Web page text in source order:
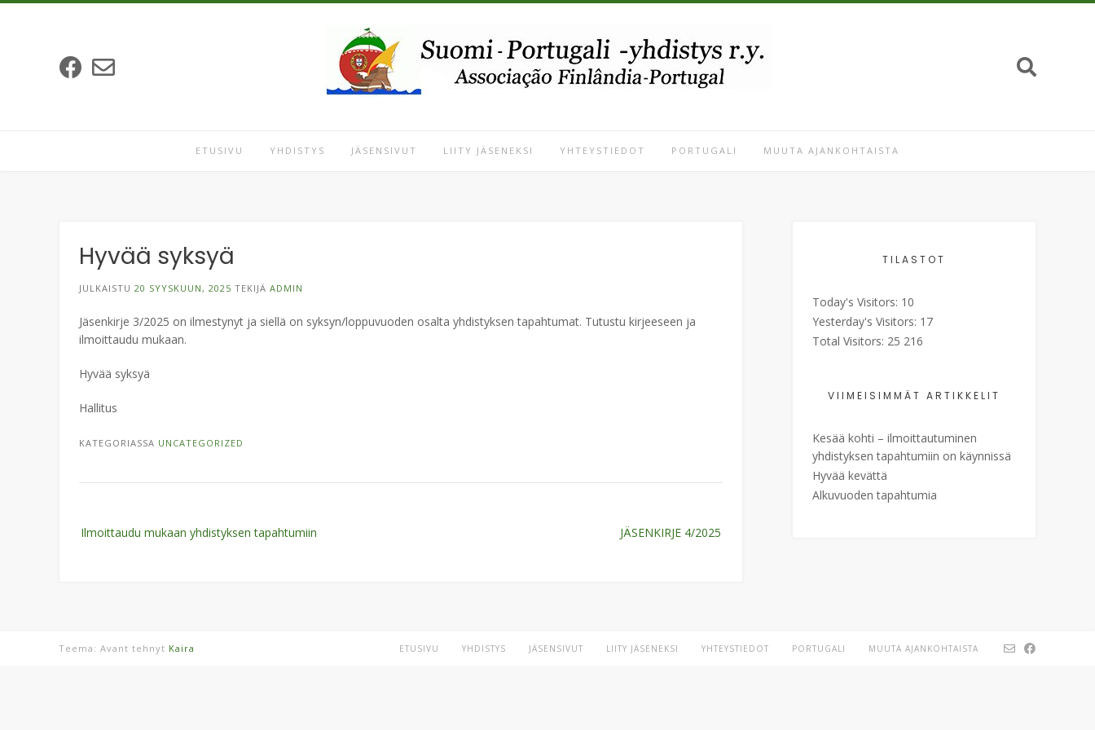
Skip
ETUSIVU YHDISTYS JÄSENSIVUT LIITY JÄSENEKSI YHTEYSTIEDOT PORTUGALI MUUTA AJANKOHTAISTA
Hyvää syksyä
JULKAISTU 20 SYYSKUUN, 2025 TEKIJÄ ADMIN
Jäsenkirje 3/2025 on ilmestynyt ja siellä on syksyn/loppuvuoden osalta yhdistyksen tapahtumat. Tutustu kirjeeseen ja
ilmoittaudu mukaan.
Hyvää syksyä
Hallitus
KATEGORIASSA UNCATEGORIZED
navigation
Ilmoittaudu mukaan yhdistyksen tapahtumiin JÄSENKIRJE 4/2025
TILASTOT
Today's Visitors: 10
Yesterday's Visitors: 17
Total Visitors: 25 216
VIIMEISIMMÄT ARTIKKELIT
Kesää kohti – ilmoittautuminen
yhdistyksen tapahtumiin on käynnissä
Hyvää kevättä
Alkuvuoden tapahtumia
Teema: Avant tehnyt Kaira ETUSIVU YHDISTYS JÄSENSIVUT LIITY JÄSENEKSI YHTEYSTIEDOT PORTUGALI MUUTA AJANKOHTAISTA